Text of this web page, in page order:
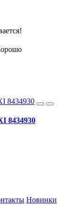
8434930
Новинки